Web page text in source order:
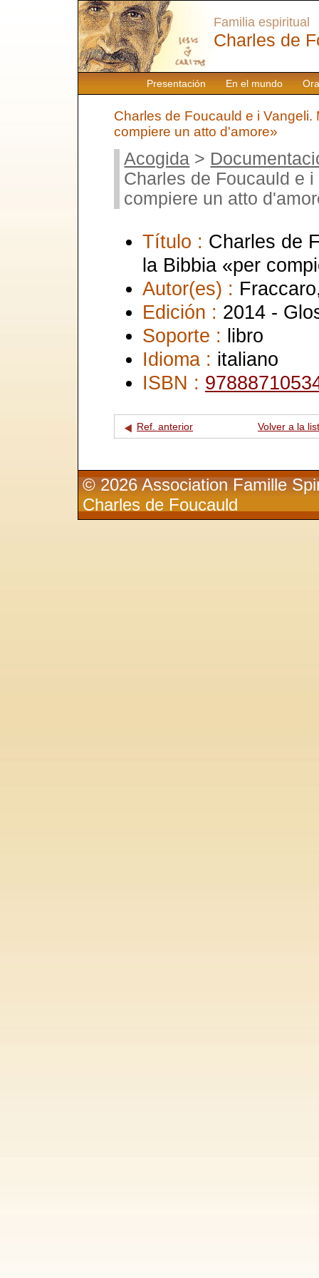
Presentación En el mundo
Familia espiritual
Charles de
Charles de Foucauld e i Vangeli.
compiere un atto d'amore»
Acogida >
Charles de Foucauld e
compiere un atto
Título : Charles de
la Bibbia «per
Autor(es) :
Edición : 2014 -
Soporte : libro
Idioma : italiano
ISBN :
Ref. anterior Volver a la
© 2026 Association Famille
Charles de Foucauld